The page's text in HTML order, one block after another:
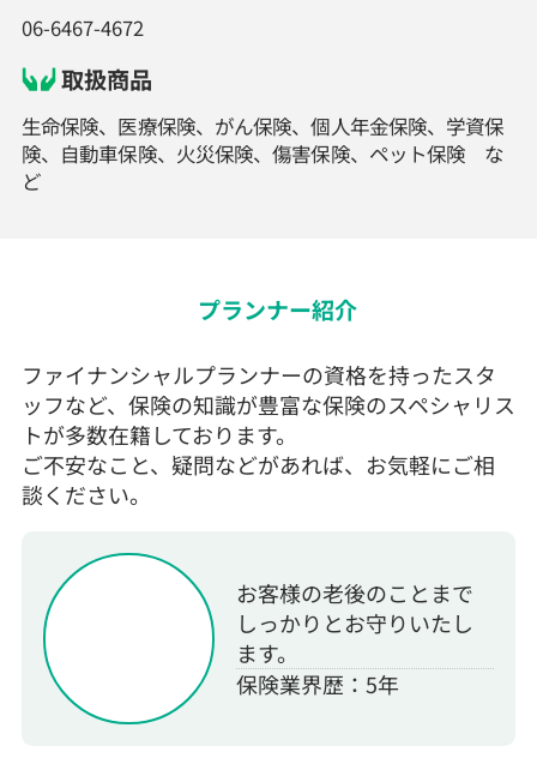
06-6467-4672
取扱商品
生命保険、医療保険、がん保険、個人年金保険、学資保
険、自動車保険、火災保険、傷害保険、ペット保険 な
ど
プランナー紹介
ファイナンシャルプランナーの資格を持ったスタ
ッフなど、保険の知識が豊富な保険のスペシャリス
トが多数在籍しております。
ご不安なこと、疑問などがあれば、お気軽にご相
談ください。
お客様の老後のことまで
しっかりとお守りいたし
ます。
保険業界歴：5年